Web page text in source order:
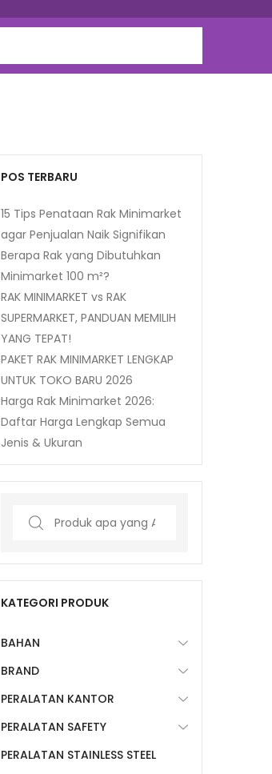
POS TERBARU
15 Tips Penataan Rak Minimarket
agar Penjualan Naik Signifikan
Berapa Rak yang Dibutuhkan
Minimarket 100 m²?
RAK MINIMARKET vs RAK
SUPERMARKET, PANDUAN MEMILIH
YANG TEPAT!
PAKET RAK MINIMARKET LENGKAP
UNTUK TOKO BARU 2026
Harga Rak Minimarket 2026:
Daftar Harga Lengkap Semua
Jenis & Ukuran
Search
KATEGORI PRODUK
BAHAN
BRAND
PERALATAN KANTOR
PERALATAN SAFETY
PERALATAN STAINLESS STEEL